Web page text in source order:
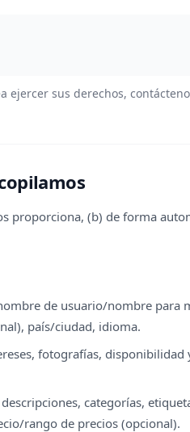
ejercer sus derechos,
proporciona, (b) de forma
de usuario/nombre para
país/ciudad, idioma.
fotografías,
categorías,
rango de precios (opcional).